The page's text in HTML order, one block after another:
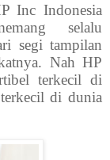
Inc Indonesia
selalu
segi tampilan
Nah HP
terkecil di
di dunia